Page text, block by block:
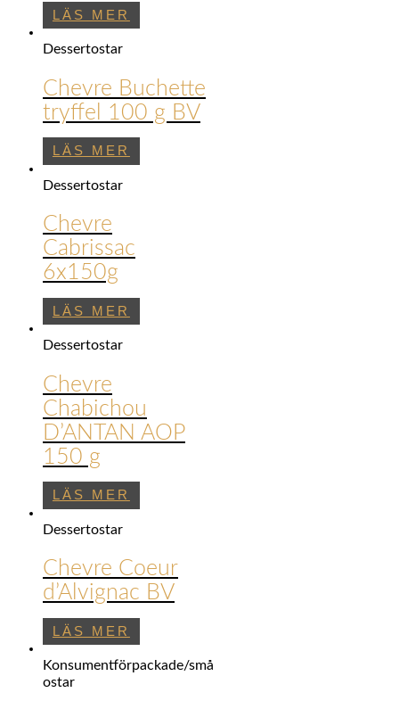
LÄS MER
Dessertostar
Chevre Buchette
tryffel 100 g BV
LÄS MER
Dessertostar
Chevre
Cabrissac
6x150g
LÄS MER
Dessertostar
Chevre
Chabichou
D’ANTAN AOP
150 g
LÄS MER
Dessertostar
Chevre Coeur
d’Alvignac BV
LÄS MER
Konsumentförpackade/små
ostar